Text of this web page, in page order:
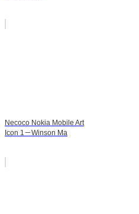
Necoco Nokia Mobile Art
Icon 1－Winson Ma